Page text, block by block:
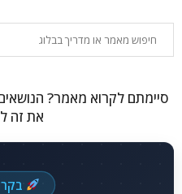
סיימתם לקרוא מאמר?
את זה